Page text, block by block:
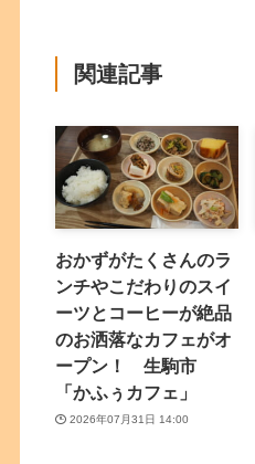
関連記事
おかずがたくさんのラ
ンチやこだわりのスイ
ーツとコーヒーが絶品
のお洒落なカフェがオ
ープン！ 生駒市
「かふぅカフェ」
2026年07月31日 14:00